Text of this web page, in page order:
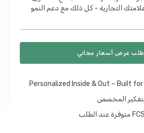
التجارية - كل ذلك مع دعم النمو
عرض أسعار مجاني
Personalized Inside & Out – Built
المخصص